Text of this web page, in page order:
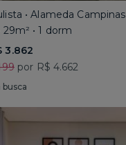
• Alameda Campinas
29m² • 1 dorm
3.862
por R$ 4.662
busca